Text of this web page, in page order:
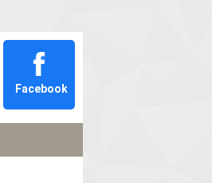
Facebook